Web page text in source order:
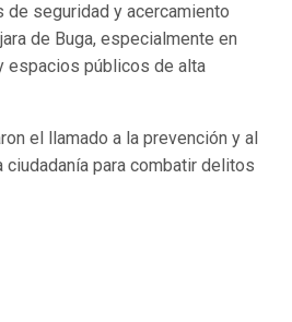
seguridad y acercamiento
de Buga, especialmente en
espacios públicos de alta
el llamado a la prevención y al
ciudadanía para combatir delitos